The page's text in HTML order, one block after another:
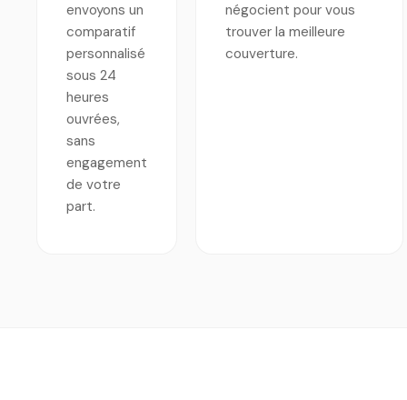
envoyons un
comparatif
personnalisé
sous 24
heures
ouvrées,
sans
engagement
de votre
part.
négocient pour vous
trouver la meilleure
couverture.